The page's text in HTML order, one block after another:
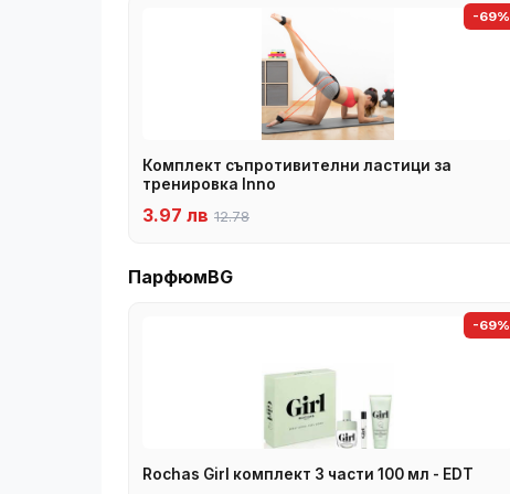
-69%
Комплект съпротивителни ластици за
тренировка Inno
3.97 лв 12.78
ПарфюмBG
-69%
Rochas Girl комплект 3 части 100 мл - EDT